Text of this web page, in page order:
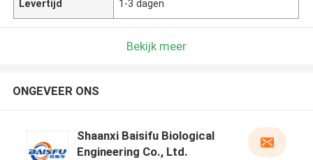
Levertijd 1-3 dagen
Bekijk meer
ONGEVEER ONS
Shaanxi Baisifu Biological
Engineering Co., Ltd.